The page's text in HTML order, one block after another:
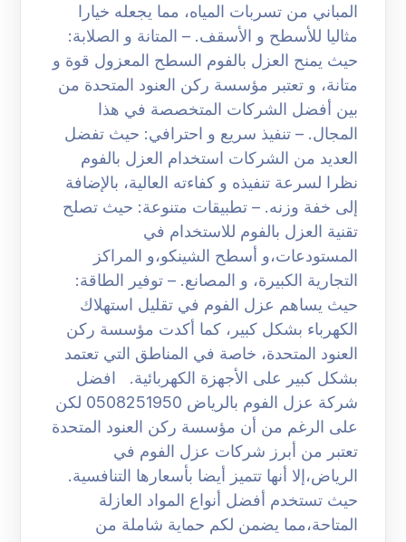
المباني من تسربات المياه، مما يجعله خيارا
مثاليا للأسطح و الأسقف. – المتانة و الصلابة:
حيث يمنح العزل بالفوم السطح المعزول قوة و
متانة، و تعتبر مؤسسة ركن العنود المتحدة من
بين أفضل الشركات المتخصصة في هذا
المجال. – تنفيذ سريع و احترافي: حيث تفضل
العديد من الشركات استخدام العزل بالفوم
نظرا لسرعة تنفيذه و كفاءته العالية، بالإضافة
إلى خفة وزنه. – تطبيقات متنوعة: حيث تصلح
تقنية العزل بالفوم للاستخدام في
المستودعات،و أسطح الشينكو،و المراكز
التجارية الكبيرة، و المصانع. – توفير الطاقة:
حيث يساهم عزل الفوم في تقليل استهلاك
الكهرباء بشكل كبير، كما أكدت مؤسسة ركن
العنود المتحدة، خاصة في المناطق التي تعتمد
بشكل كبير على الأجهزة الكهربائية. افضل
شركة عزل الفوم بالرياض 0508251950 لكن
على الرغم من أن مؤسسة ركن العنود المتحدة
تعتبر من أبرز شركات عزل الفوم في
الرياض،إلا أنها تتميز أيضا بأسعارها التنافسية.
حيث تستخدم أفضل أنواع المواد العازلة
المتاحة،مما يضمن لكم حماية شاملة من